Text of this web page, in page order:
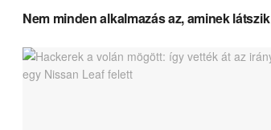
Nem minden alkalmazás az, aminek látszik